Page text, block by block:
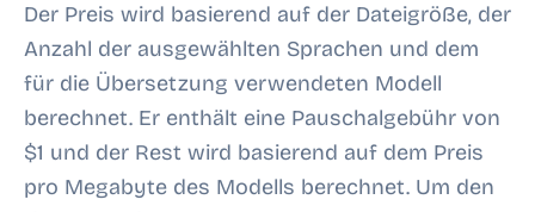
Der Preis wird basierend auf der Dateigröße, der
Anzahl der ausgewählten Sprachen und dem
für die Übersetzung verwendeten Modell
berechnet. Er enthält eine Pauschalgebühr von
$1 und der Rest wird basierend auf dem Preis
pro Megabyte des Modells berechnet. Um den